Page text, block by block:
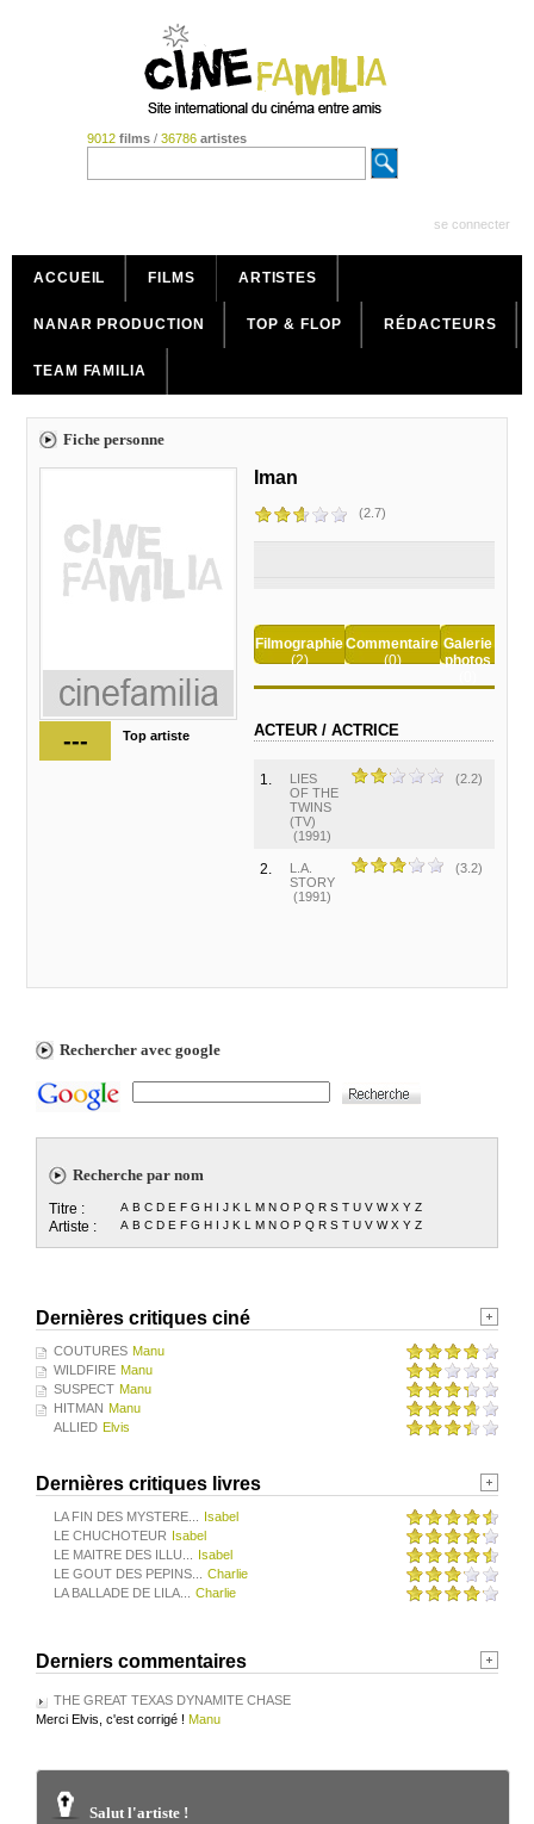
9012 films/ 36786 artistes
se connecter
ACCUEIL FILMS ARTISTES
NANAR PRODUCTION TOP & FLOP RÉDACTEURS
TEAM FAMILIA
Fiche personne
--- Top artiste
Iman
(2.7)
Filmographie
(2)
Commentaire
(0)
Galerie
photos
ACTEUR / ACTRICE
1.
LIES
OF THE
TWINS
(TV)
(1991)
(2.2)
2.
L.A.
STORY
(1991)
(3.2)
Rechercher avec google
Recherche par nom
Titre : A B C D E F G H I J K L M N O P Q R S T U V W X Y Z
Artiste : A B C D E F G H I J K L M N O P Q R S T U V W X Y Z
Dernières critiques ciné
COUTURES Manu
WILDFIRE Manu
SUSPECT Manu
HITMAN Manu
ALLIED Elvis
Dernières critiques livres
LA FIN DES MYSTERE...
Isabel
LE CHUCHOTEUR Isabel
LE MAITRE DES ILLU...
Isabel
LE GOUT DES PEPINS...
Charlie
LA BALLADE DE LILA...
Charlie
Derniers commentaires
THE GREAT TEXAS DYNAMITE CHASE
Merci Elvis, c'est corrigé ! Manu
Salut l'artiste !